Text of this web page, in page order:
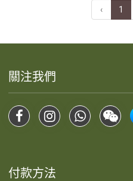
‹ 1
關注我們
付款方法